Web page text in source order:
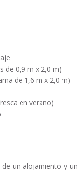
de 0,9 m x 2,0 m)
de 1,6 m x 2,0 m)
en verano)
un alojamiento y un